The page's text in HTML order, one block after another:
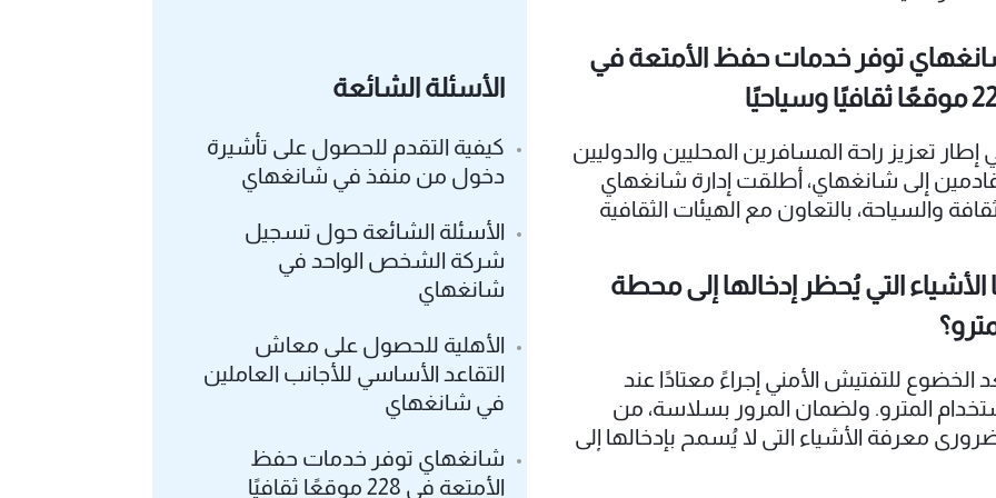
توفر خدمات حفظ الأمتعة في
وسياحيًا
إطار تعزيز راحة المسافرين المحليين والدوليين
إلى شانغهاي، أطلقت إدارة شانغهاي
والسياحة، بالتعاون مع الهيئات الثقافية
الأشياء التي يُحظر إدخالها إلى محطة
الخضوع للتفتيش الأمني إجراءً معتادًا عند
المترو. ولضمان المرور بسلاسة، من
معرفة الأشياء التي لا يُسمح بإدخالها إلى
الأسئلة الشائعة
كيفية التقدم للحصول على تأشيرة
دخول من منفذ في شانغهاي
الأسئلة الشائعة حول تسجيل
شركة الشخص الواحد في
شانغهاي
الأهلية للحصول على معاش
التقاعد الأساسي للأجانب العاملين
في شانغهاي
شانغهاي توفر خدمات حفظ
الأمتعة في 228 موقعًا ثقافيًا